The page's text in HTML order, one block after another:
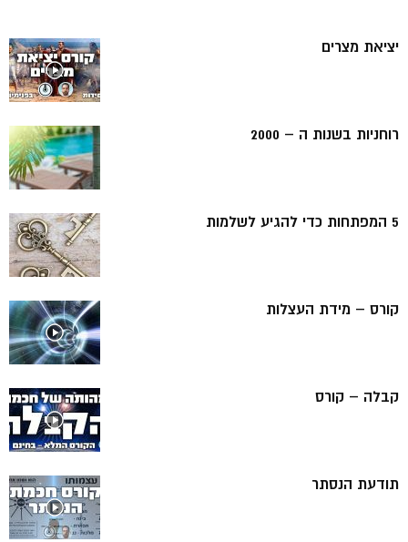
יציאת מצרים
רוחניות בשנות ה – 2000
5 המפתחות כדי להגיע לשלמות
קורס – מידת העצלות
קבלה – קורס
תודעת הנסתר